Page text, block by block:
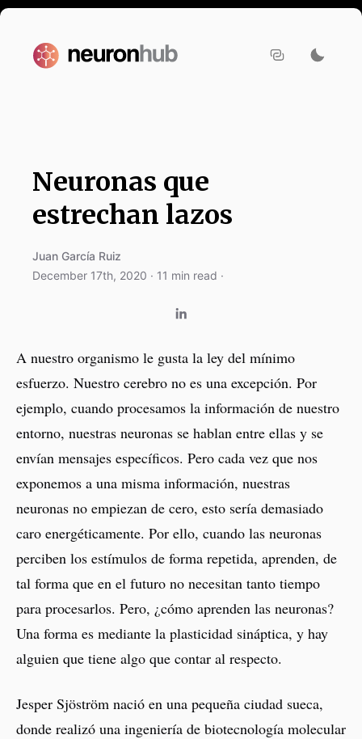
Neuronas que
estrechan lazos
Juan García Ruiz
December 17th, 2020 · 11 min read ·
A nuestro organismo le gusta la ley del mínimo
esfuerzo. Nuestro cerebro no es una excepción. Por
ejemplo, cuando procesamos la información de nuestro
entorno, nuestras neuronas se hablan entre ellas y se
envían mensajes específicos. Pero cada vez que nos
exponemos a una misma información, nuestras
neuronas no empiezan de cero, esto sería demasiado
caro energéticamente. Por ello, cuando las neuronas
perciben los estímulos de forma repetida, aprenden, de
tal forma que en el futuro no necesitan tanto tiempo
para procesarlos. Pero, ¿cómo aprenden las neuronas?
Una forma es mediante la plasticidad sináptica, y hay
alguien que tiene algo que contar al respecto.
Jesper Sjöström nació en una pequeña ciudad sueca,
donde realizó una ingeniería de biotecnología molecular